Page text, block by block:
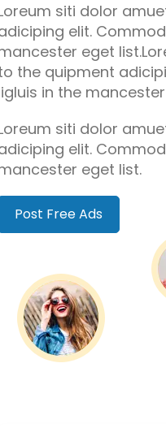
siti dolor
elit.
eget
the quipment
in the
siti dolor
elit.
eget list.
Post Free Ads